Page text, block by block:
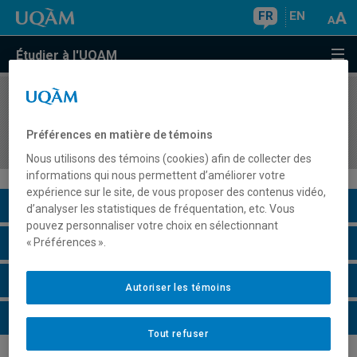
FR EN
Étudier à l'UQAM
COURS//
écrits en allemand (A2.1)
Description du cours
Horaire - Été 2026
Horaire - Automne 2026
Horaire - Hiver 2027
Préférences en matière de témoins
Nous utilisons des témoins (cookies) afin de collecter des
informations qui nous permettent d’améliorer votre
expérience sur le site, de vous proposer des contenus vidéo,
d’analyser les statistiques de fréquentation, etc. Vous
pouvez personnaliser votre choix en sélectionnant
« Préférences ».
Tout refuser
Autoriser les témoins